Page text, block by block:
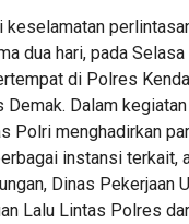
keselamatan
dua hari, pada Selasa
di Polres
Demak. Dalam
Polri menghadirkan
instansi terkait,
Dinas Pekerjaan
Lalu Lintas Polres